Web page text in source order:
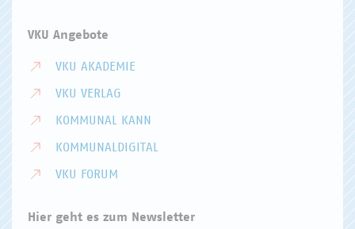
VKU Angebote
VKU AKADEMIE
VKU VERLAG
KOMMUNAL KANN
KOMMUNALDIGITAL
VKU FORUM
Hier geht es zum Newsletter